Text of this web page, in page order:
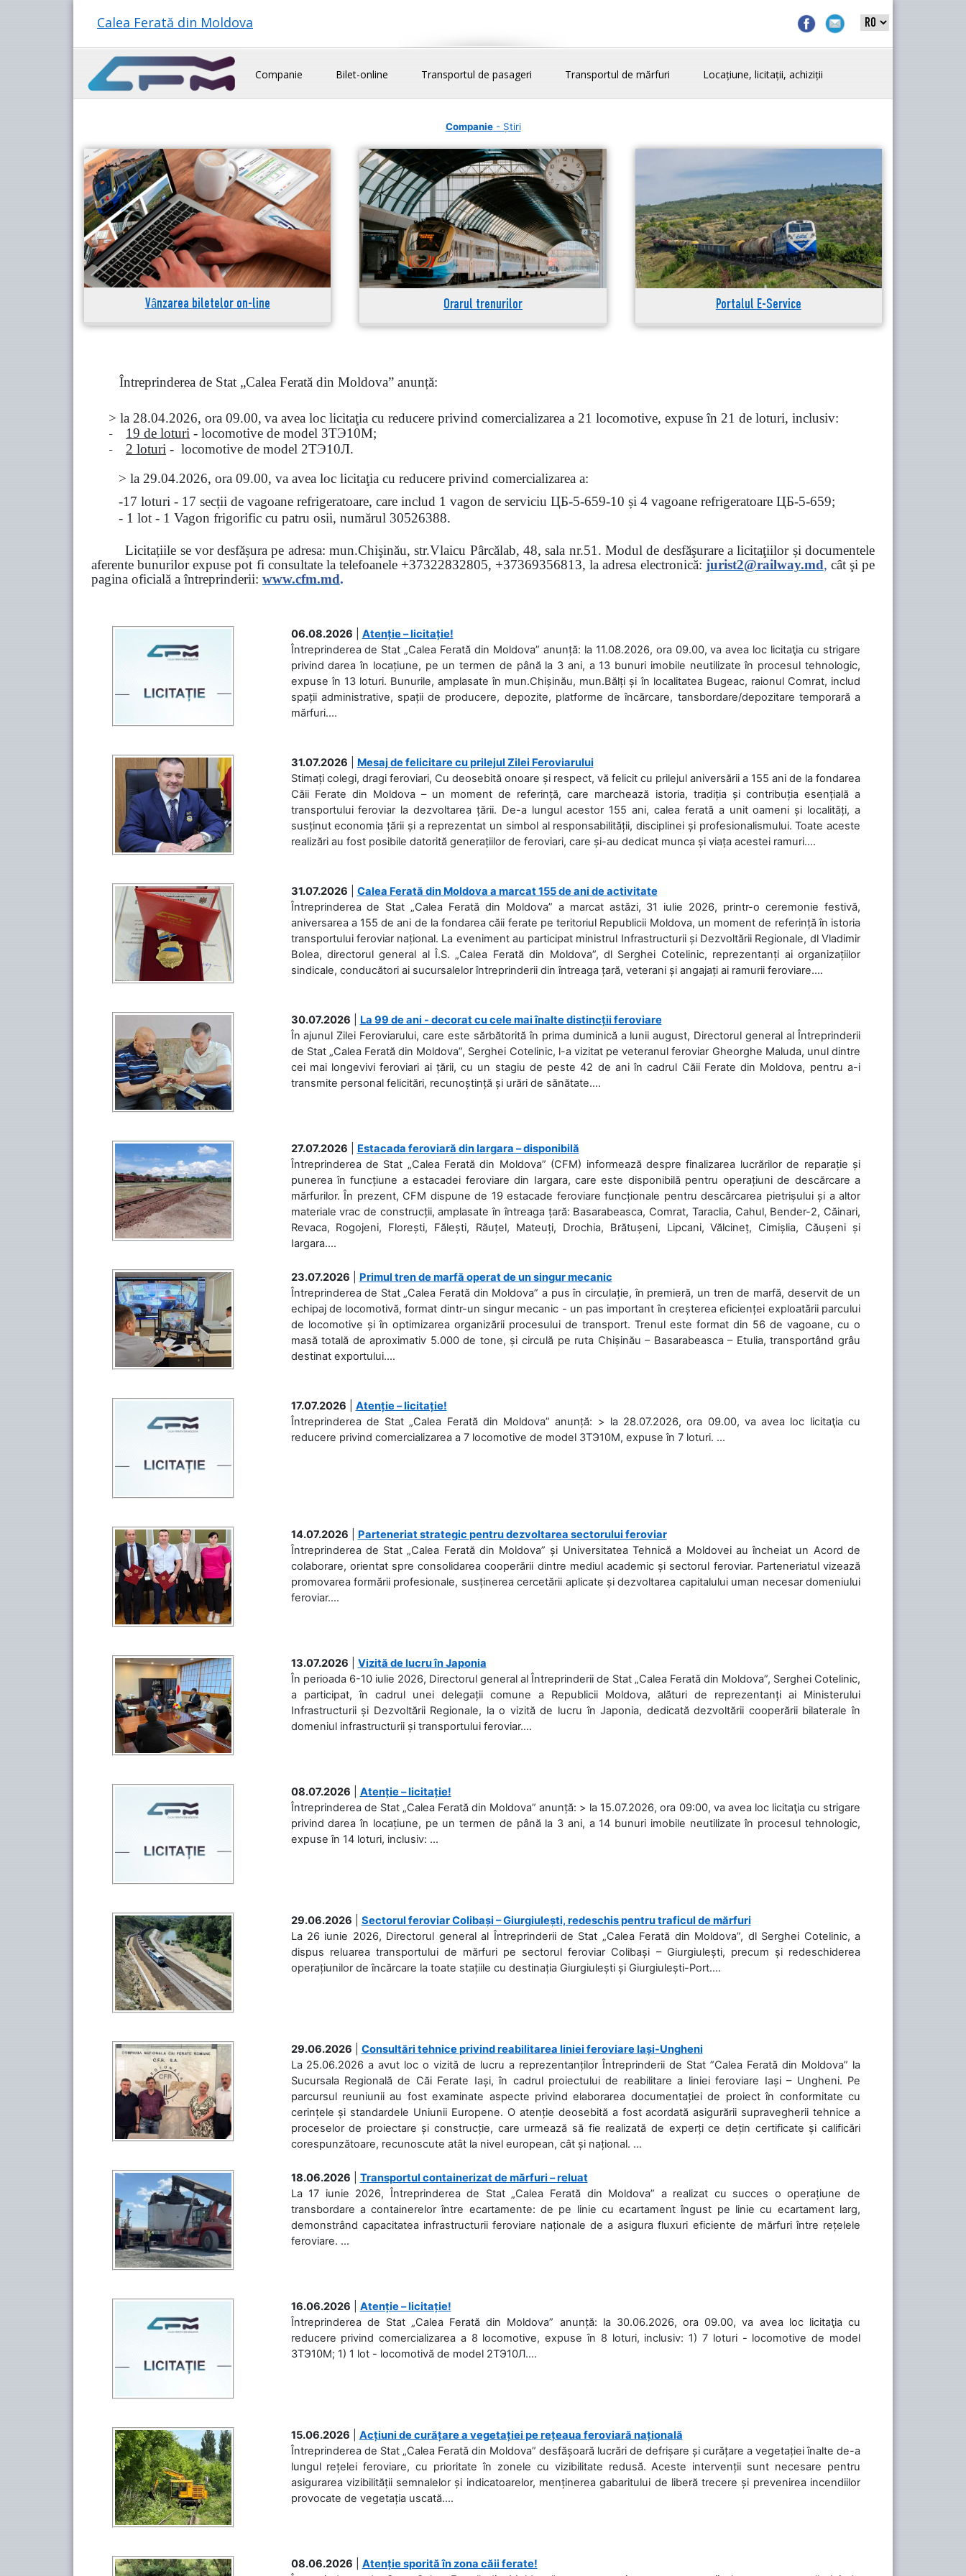
Calea Ferată din Moldova
Companie Bilet-online Transportul de pasageri Transportul de mărfuri Locațiune, licitații, achiziții
Companie- Știri
Vânzarea biletelor on-line Orarul trenurilor Portalul E-Service
Întreprinderea de Stat „Calea Ferată din Moldova” anunță:
> la 28.04.2026, ora 09.00, va avea loc licitaţia cu reducere privind comercializarea a 21 locomotive, expuse în 21 de loturi, inclusiv:
- 19 de loturi - locomotive de model 3ТЭ10М;
- 2 loturi - locomotive de model 2ТЭ10Л.
> la 29.04.2026, ora 09.00, va avea loc licitaţia cu reducere privind comercializarea a:
-17 loturi - 17 secții de vagoane refrigeratoare, care includ 1 vagon de serviciu ЦБ-5-659-10 și 4 vagoane refrigeratoare ЦБ-5-659;
- 1 lot - 1 Vagon frigorific cu patru osii, numărul 30526388.
Licitațiile se vor desfășura pe adresa: mun.Chişinău, str.Vlaicu Pârcălab, 48, sala nr.51.Modul de desfăşurare a licitaţiilor și documentele
aferente bunurilor expuse pot fi consultate la telefoanele +37322832805, +37369356813, la adresa electronică: jurist2@railway.md, cât şi pe
pagina oficială a întreprinderii: www.cfm.md.
06.08.2026
Atenție – licitație!
Întreprinderea de Stat „Calea Ferată din Moldova” anunță: la 11.08.2026, ora 09.00, va avea loc licitaţia cu strigare
privind darea în locațiune, pe un termen de până la 3 ani, a 13 bunuri imobile neutilizate în procesul tehnologic,
expuse în 13 loturi. Bunurile, amplasate în mun.Chișinău, mun.Bălți și în localitatea Bugeac, raionul Comrat, includ
spații administrative, spații de producere, depozite, platforme de încărcare, tansbordare/depozitare temporară a
mărfuri....
31.07.2026
Mesaj de felicitare cu prilejul Zilei Feroviarului
Stimați colegi, dragi feroviari, Cu deosebită onoare și respect, vă felicit cu prilejul aniversării a 155 ani de la fondarea
Căii Ferate din Moldova – un moment de referință, care marchează istoria, tradiția și contribuția esențială a
transportului feroviar la dezvoltarea țării. De-a lungul acestor 155 ani, calea ferată a unit oameni și localități, a
susținut economia țării și a reprezentat un simbol al responsabilității, disciplinei și profesionalismului. Toate aceste
realizări au fost posibile datorită generațiilor de feroviari, care și-au dedicat munca și viața acestei ramuri....
31.07.2026
Calea Ferată din Moldova a marcat 155 de ani de activitate
Întreprinderea de Stat „Calea Ferată din Moldova” a marcat astăzi, 31 iulie 2026, printr-o ceremonie festivă,
aniversarea a 155 de ani de la fondarea căii ferate pe teritoriul Republicii Moldova, un moment de referință în istoria
transportului feroviar național. La eveniment au participat ministrul Infrastructurii și Dezvoltării Regionale, dl Vladimir
Bolea, directorul general al Î.S. „Calea Ferată din Moldova”, dl Serghei Cotelinic, reprezentanți ai organizațiilor
sindicale, conducători ai sucursalelor întreprinderii din întreaga țară, veterani și angajați ai ramurii feroviare....
30.07.2026
La 99 de ani - decorat cu cele mai înalte distincții feroviare
În ajunul Zilei Feroviarului, care este sărbătorită în prima duminică a lunii august, Directorul general al Întreprinderii
de Stat „Calea Ferată din Moldova”, Serghei Cotelinic, l-a vizitat pe veteranul feroviar Gheorghe Maluda, unul dintre
cei mai longevivi feroviari ai țării, cu un stagiu de peste 42 de ani în cadrul Căii Ferate din Moldova, pentru a-i
transmite personal felicitări, recunoștință și urări de sănătate....
27.07.2026
Estacada feroviară din Iargara – disponibilă
Întreprinderea de Stat „Calea Ferată din Moldova” (CFM) informează despre finalizarea lucrărilor de reparație și
punerea în funcțiune a estacadei feroviare din Iargara, care este disponibilă pentru operațiuni de descărcare a
mărfurilor. În prezent, CFM dispune de 19 estacade feroviare funcționale pentru descărcarea pietrișului și a altor
materiale vrac de construcții, amplasate în întreaga țară: Basarabeasca, Comrat, Taraclia, Cahul, Bender-2, Căinari,
Revaca, Rogojeni, Florești, Fălești, Răuțel, Mateuți, Drochia, Brătușeni, Lipcani, Vălcineț, Cimișlia, Căușeni și
Iargara....
23.07.2026
Primul tren de marfă operat de un singur mecanic
Întreprinderea de Stat „Calea Ferată din Moldova” a pus în circulație, în premieră, un tren de marfă, deservit de un
echipaj de locomotivă, format dintr-un singur mecanic - un pas important în creșterea eficienței exploatării parcului
de locomotive și în optimizarea organizării procesului de transport. Trenul este format din 56 de vagoane, cu o
masă totală de aproximativ 5.000 de tone, și circulă pe ruta Chișinău – Basarabeasca – Etulia, transportând grâu
destinat exportului....
17.07.2026
Atenție – licitație!
Întreprinderea de Stat „Calea Ferată din Moldova” anunță: > la 28.07.2026, ora 09.00, va avea loc licitaţia cu
reducere privind comercializarea a 7 locomotive de model 3ТЭ10М, expuse în 7 loturi. ...
14.07.2026
Parteneriat strategic pentru dezvoltarea sectorului feroviar
Întreprinderea de Stat „Calea Ferată din Moldova” și Universitatea Tehnică a Moldovei au încheiat un Acord de
colaborare, orientat spre consolidarea cooperării dintre mediul academic și sectorul feroviar. Parteneriatul vizează
promovarea formării profesionale, susținerea cercetării aplicate și dezvoltarea capitalului uman necesar domeniului
feroviar....
13.07.2026
Vizită de lucru în Japonia
În perioada 6-10 iulie 2026, Directorul general al Întreprinderii de Stat „Calea Ferată din Moldova”, Serghei Cotelinic,
a participat, în cadrul unei delegații comune a Republicii Moldova, alături de reprezentanți ai Ministerului
Infrastructurii și Dezvoltării Regionale, la o vizită de lucru în Japonia, dedicată dezvoltării cooperării bilaterale în
domeniul infrastructurii și transportului feroviar....
08.07.2026
Atenție – licitație!
Întreprinderea de Stat „Calea Ferată din Moldova” anunță: > la 15.07.2026, ora 09:00, va avea loc licitaţia cu strigare
privind darea în locațiune, pe un termen de până la 3 ani, a 14 bunuri imobile neutilizate în procesul tehnologic,
expuse în 14 loturi, inclusiv: ...
29.06.2026
Sectorul feroviar Colibași – Giurgiulești, redeschis pentru traficul de mărfuri
La 26 iunie 2026, Directorul general al Întreprinderii de Stat „Calea Ferată din Moldova”, dl Serghei Cotelinic, a
dispus reluarea transportului de mărfuri pe sectorul feroviar Colibași – Giurgiulești, precum și redeschiderea
operațiunilor de încărcare la toate stațiile cu destinația Giurgiulești și Giurgiulești-Port....
29.06.2026
Consultări tehnice privind reabilitarea liniei feroviare Iași-Ungheni
La 25.06.2026 a avut loc o vizită de lucru a reprezentanților Întreprinderii de Stat ”Calea Ferată din Moldova” la
Sucursala Regională de Căi Ferate Iași, în cadrul proiectului de reabilitare a liniei feroviare Iași – Ungheni. Pe
parcursul reuniunii au fost examinate aspecte privind elaborarea documentației de proiect în conformitate cu
cerințele și standardele Uniunii Europene. O atenție deosebită a fost acordată asigurării supravegherii tehnice a
proceselor de proiectare și construcție, care urmează să fie realizată de experți ce dețin certificate și calificări
corespunzătoare, recunoscute atât la nivel european, cât și național. ...
18.06.2026
Transportul containerizat de mărfuri – reluat
La 17 iunie 2026, Întreprinderea de Stat „Calea Ferată din Moldova” a realizat cu succes o operațiune de
transbordare a containerelor între ecartamente: de pe linie cu ecartament îngust pe linie cu ecartament larg,
demonstrând capacitatea infrastructurii feroviare naționale de a asigura fluxuri eficiente de mărfuri între rețelele
feroviare. ...
16.06.2026
Atenție – licitație!
Întreprinderea de Stat „Calea Ferată din Moldova” anunță: la 30.06.2026, ora 09.00, va avea loc licitaţia cu
reducere privind comercializarea a 8 locomotive, expuse în 8 loturi, inclusiv: 1) 7 loturi - locomotive de model
3ТЭ10М; 1) 1 lot - locomotivă de model 2ТЭ10Л....
15.06.2026
Acțiuni de curățare a vegetației pe rețeaua feroviară națională
Întreprinderea de Stat „Calea Ferată din Moldova” desfășoară lucrări de defrișare și curățare a vegetației înalte de-a
lungul rețelei feroviare, cu prioritate în zonele cu vizibilitate redusă. Aceste intervenții sunt necesare pentru
asigurarea vizibilității semnalelor și indicatoarelor, menținerea gabaritului de liberă trecere și prevenirea incendiilor
provocate de vegetația uscată....
08.06.2026
Atenție sporită în zona căii ferate!